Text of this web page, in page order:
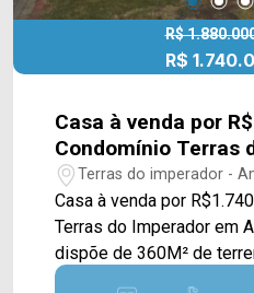
IMÓVEIS - Presente em
R$
R$
Casa à venda por
Condomínio Terras
Americana/SP
Terras do imperador -
Casa à venda por
Terras do Imperador em
dispõe de 360M² de
construção, contando